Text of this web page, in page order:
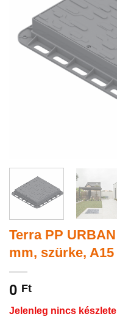
Terra PP
mm, szürke,
0 Ft
Jelenleg nincs